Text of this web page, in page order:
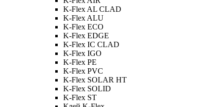
K-Flex AL CLAD
K-Flex ALU
K-Flex ECO
K-Flex EDGE
K-Flex IC CLAD
K-Flex IGO
K-Flex PE
K-Flex PVC
K-Flex SOLAR HT
K-Flex SOLID
K-Flex ST